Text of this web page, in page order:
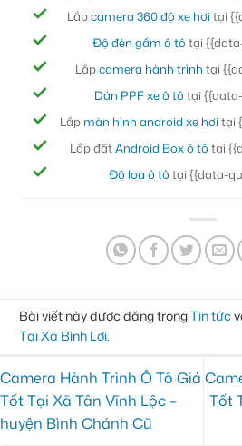
Lắpcamera 360 độ xe hơi tại
Độ đèn gầm ô tôtại
Lắpcamera hành trình tại
Dán PPF xe ô tôtại
Lắp màn hình android xe hơi tại
Lắp đặtAndroid Box ô tôtại
Độ loa ô tôtại {{data-
Bài viết này được đăng trongTin tức
Tại Xã Bình Lợi.
Camera Hành Trình Ô Tô Giá
Tốt Tại Xã Tân Vĩnh Lộc –
huyện Bình Chánh Cũ
Tốt